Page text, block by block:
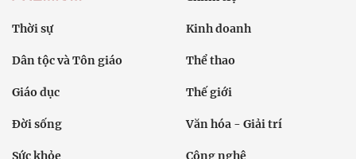
Thời sự Kinh doanh
Dân tộc và Tôn giáo Thể thao
Giáo dục Thế giới
Đời sống Văn hóa - Giải trí
Sức khỏe Công nghệ